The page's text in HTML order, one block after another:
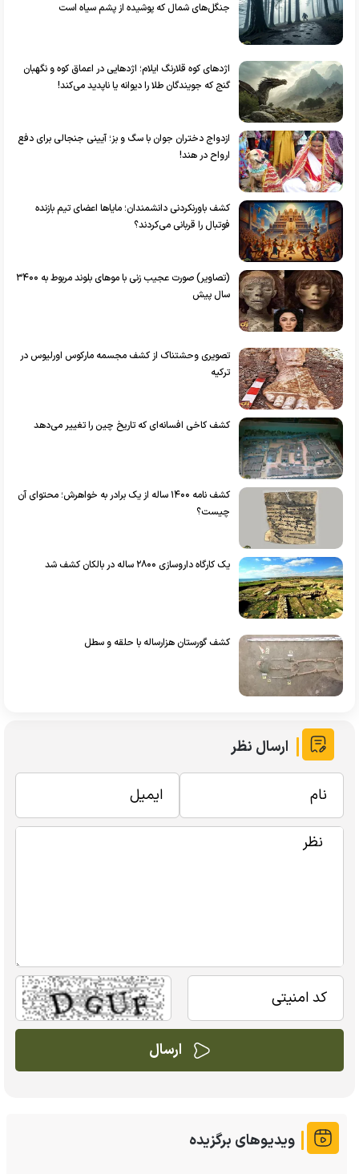
جنگل‌های شمال که پوشیده از پشم سیاه است
اژد‌های کوه قلارنگ ایلام؛ اژد‌هایی در اعماق کوه و نگهبان
گنج که جویندگان طلا را دیوانه یا ناپدید می‌کند!
ازدواج دختران جوان با سگ و بز؛ آیینی جنجالی برای دفع
ارواح در هند!
کشف باورنکردنی دانشمندان؛ مایا‌ها اعضای تیم بازنده
فوتبال را قربانی می‌کردند؟
(تصاویر) صورت عجیب زنی با مو‌های بلوند مربوط به ۳۴۰۰
سال پیش
تصویری وحشتناک از کشف مجسمه مارکوس اورلیوس در
ترکیه
کشف کاخی افسانه‌ای که تاریخ چین را تغییر می‌دهد
کشف نامه ۱۴۰۰ ساله از یک برادر به خواهرش؛ محتوای آن
چیست؟
یک کارگاه داروسازی ۲۸۰۰ ساله در بالکان کشف شد
کشف گورستان هزارساله با حلقه و سطل
ارسال نظر
ویدیوهای برگزیده